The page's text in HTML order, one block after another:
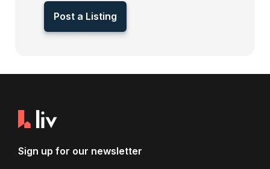
Post a Listing
Sign up for our newsletter